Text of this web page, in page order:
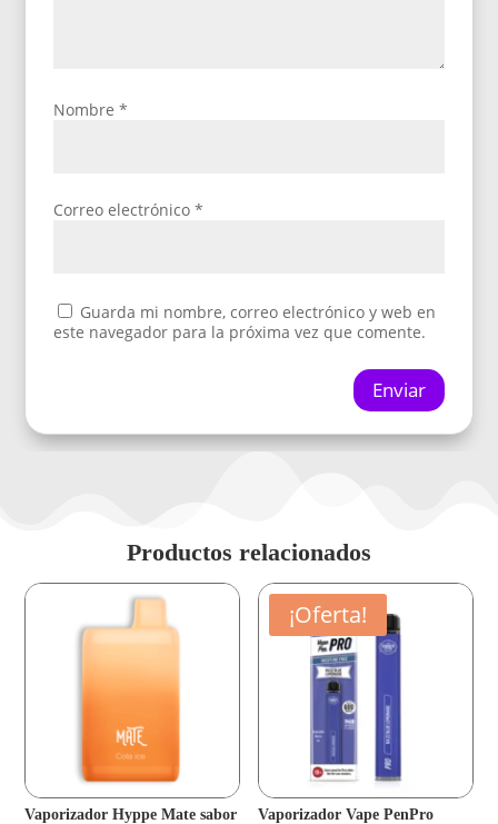
Nombre*
Correo electrónico*
Guarda mi nombre, correo electrónico y web en
este navegador para la próxima vez que comente.
Enviar
Productos relacionados
Vaporizador Hyppe Mate sabor
¡Oferta!
Vaporizador Vape PenPro